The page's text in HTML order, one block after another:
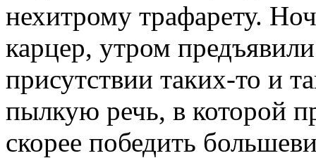
нехитрому трафарету.
карцер, утром
присутствии таких-то и
пылкую речь, в которой
скорее победить